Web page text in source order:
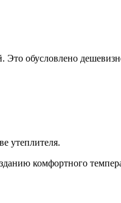
обусловлено
утеплителя.
комфортного